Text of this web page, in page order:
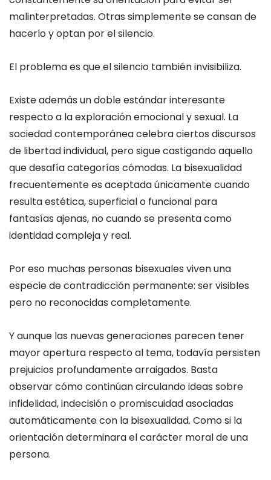
malinterpretadas. Otras simplemente se cansan de
hacerlo y optan por el silencio.
El problema es que el silencio también invisibiliza.
Existe además un doble estándar interesante
respecto a la exploración emocional y sexual. La
sociedad contemporánea celebra ciertos discursos
de libertad individual, pero sigue castigando aquello
que desafía categorías cómodas. La bisexualidad
frecuentemente es aceptada únicamente cuando
resulta estética, superficial o funcional para
fantasías ajenas, no cuando se presenta como
identidad compleja y real.
Por eso muchas personas bisexuales viven una
especie de contradicción permanente: ser visibles
pero no reconocidas completamente.
Y aunque las nuevas generaciones parecen tener
mayor apertura respecto al tema, todavía persisten
prejuicios profundamente arraigados. Basta
observar cómo continúan circulando ideas sobre
infidelidad, indecisión o promiscuidad asociadas
automáticamente con la bisexualidad. Como si la
orientación determinara el carácter moral de una
persona.